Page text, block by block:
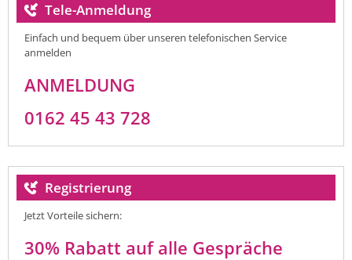
Tele-Anmeldung
Einfach und bequem über unseren telefonischen Service
anmelden
ANMELDUNG
0162 45 43 728
Registrierung
Jetzt Vorteile sichern:
30% Rabatt auf alle Gespräche